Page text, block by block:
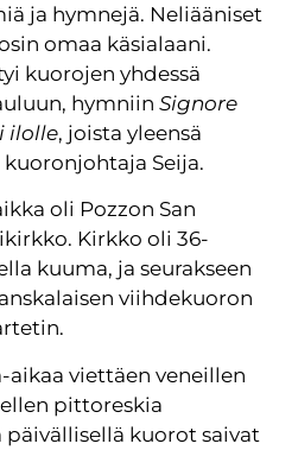
ja hymnejä. Neliääniset
omaa käsialaani.
kuorojen yhdessä
hymniinSignore
ilolle, joista yleensä
Seija.
oli Pozzon San
Kirkko oli 36-
kuuma, ja seurakseen
viihdekuoron
aikaa viettäen veneillen
pittoreskia
päivällisellä kuorot saivat